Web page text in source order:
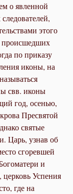
о явленной
этого
происшедших
по приказу
иконы, на
свв. иконы
год, осенью,
Пресвятой
святые
Царь, узнав об
сгоревшей
и
церковь Успения
где на